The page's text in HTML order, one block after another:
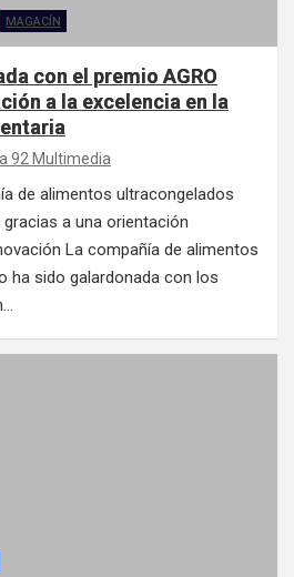
MAGACÍN
con el premio AGRO
a la excelencia en la
92 Multimedia
de alimentos ultracongelados
a una orientación
La compañía de alimentos
ha sido galardonada con los